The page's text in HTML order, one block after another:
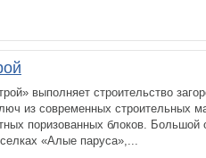
выполняет строительство
из современных строительных
поризованных блоков. Большой
«Алые паруса»,...